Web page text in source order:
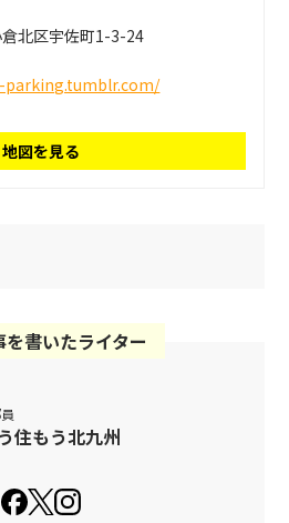
北区宇佐町1-3-24
地図を見る
を書いたライター
住もう北九州